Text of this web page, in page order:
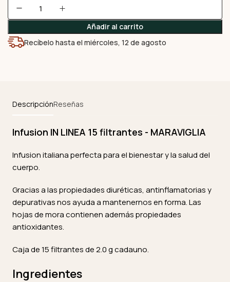
Añadir al carrito
Recíbelo hasta el miércoles, 12 de agosto
DescripciónReseñas
Infusion IN LINEA 15 filtrantes - MARAVIGLIA
Infusion italiana perfecta para el bienestar y la salud del
cuerpo.
Gracias a las propiedades diuréticas, antinflamatorias y
depurativas nos ayuda a mantenernos en forma. Las
hojas de mora contienen además propiedades
antioxidantes.
Caja de 15 filtrantes de 2.0 g cadauno.
Ingredientes